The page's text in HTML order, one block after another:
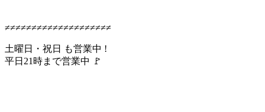
≠≠≠≠≠≠≠≠≠≠≠≠≠≠≠≠≠≠≠≠
土曜日・祝日 も営業中 !
平日21時まで営業中 🚩